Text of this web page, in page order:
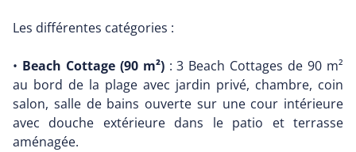
Les différentes catégories :
• Beach Cottage (90 m²): 3 Beach Cottages de 90 m²
au bord de la plage avec jardin privé, chambre, coin
salon, salle de bains ouverte sur une cour intérieure
avec douche extérieure dans le patio et terrasse
aménagée.